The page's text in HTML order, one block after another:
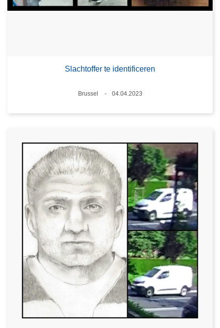
Slachtoffer te identificeren
Plaats
Brussel
04.04.2023